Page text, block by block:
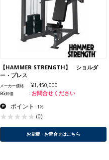
【HAMMER STRENGTH】 ショルダ
ー・プレス
メーカー価格 ¥1,450,000
BG卸価 お問合せください
ポイント : 1%
(0)
お見積・お問合せはこちら